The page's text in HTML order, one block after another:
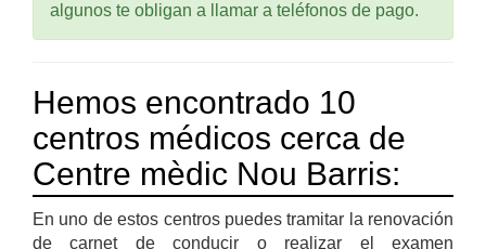
algunos te obligan a llamar a teléfonos de pago.
Hemos encontrado 10
centros médicos cerca de
Centre mèdic Nou Barris:
En uno de estos centros puedes tramitar la renovación
de carnet de conducir o realizar el examen